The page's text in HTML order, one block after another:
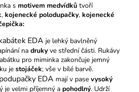
s motivem medvídků tvoří
, kojenecké polodupačky, kojenecké
EDA je lehký bavlněný
na druky ve střední části. Rukávy
pro miminka zakončuje jemný
je stojáček; vše v bílé barvě.
EDA mají v pase vysoký
je velmi příjemný a pohodlný. Udrží